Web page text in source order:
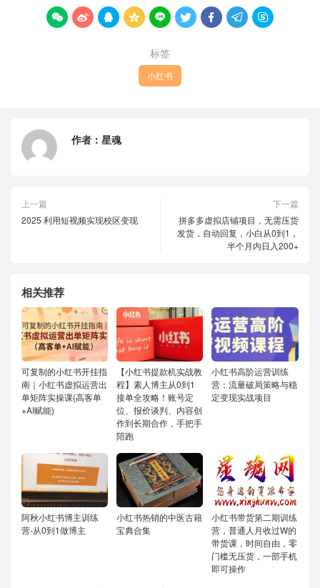
        
标签
小红书
作者： 星魂
上一篇
2025 利用短视频实现校区变现
下一篇
拼多多虚拟店铺项目，无需压货
发货，自动回复，小白从0到1，
半个月内日入200+
相关推荐
可复制的小红书开挂指
南｜小红书虚拟运营出
单矩阵实操课(高客单
+AI赋能)
【小红书提款机实战教
程】素人博主从0到1
接单全攻略！账号定
位、报价谈判、内容创
作到长期合作，手把手
陪跑
小红书高阶运营训练
营：流量破局策略与稳
定变现实战项目
阿秋小红书博主训练
营-从0到1做博主
小红书热销的中医古籍
宝典合集
小红书带货第二期训练
营，普通人月收过W的
带货课，时间自由，零
门槛无压货，一部手机
即可操作